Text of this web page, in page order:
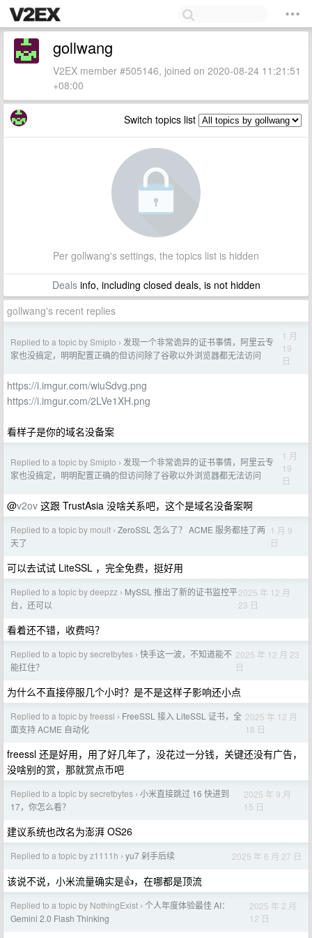
gollwang
V2EX member #505146, joined on 2020-08-24 11:21:51
+08:00
Switch topics list
Per gollwang's settings, the topics list is hidden
Dealsinfo, including closed deals, is not hidden
gollwang's recent replies
Replied to a topic by Smipto › 发现一个非常诡异的证书事情，阿里云专
家也没搞定，明明配置正确的但访问除了谷歌以外浏览器都无法访问
1 月
19
日
https://i.imgur.com/wiuSdvg.png
https://i.imgur.com/2LVe1XH.png
看样子是你的域名没备案
Replied to a topic by Smipto › 发现一个非常诡异的证书事情，阿里云专
家也没搞定，明明配置正确的但访问除了谷歌以外浏览器都无法访问
1 月
19
日
@v2ov 这跟 TrustAsia 没啥关系吧，这个是域名没备案啊
Replied to a topic by moult › ZeroSSL 怎么了？ ACME 服务都挂了两
天了
1 月 9
日
可以去试试 LiteSSL ，完全免费，挺好用
Replied to a topic by deepzz › MySSL 推出了新的证书监控平
台，还可以
2025 年 12 月
23 日
看着还不错，收费吗？
Replied to a topic by secretbytes › 快手这一波，不知道能不
能扛住？
2025 年 12 月 23
日
为什么不直接停服几个小时？是不是这样子影响还小点
Replied to a topic by freessl › FreeSSL 接入 LiteSSL 证书，全
面支持 ACME 自动化
2025 年 12 月
18 日
freessl 还是好用，用了好几年了，没花过一分钱，关键还没有广告，
没啥别的赏，那就赏点币吧
Replied to a topic by secretbytes › 小米直接跳过 16 快进到
17，你怎么看？
2025 年 9 月
15 日
建议系统也改名为澎湃 OS26
Replied to a topic by z1111h › yu7 剁手后续 2025 年 6 月 27 日
该说不说，小米流量确实是👍，在哪都是顶流
Replied to a topic by NothingExist › 个人年度体验最佳 AI：
Gemini 2.0 Flash Thinking
2025 年 2 月
12 日